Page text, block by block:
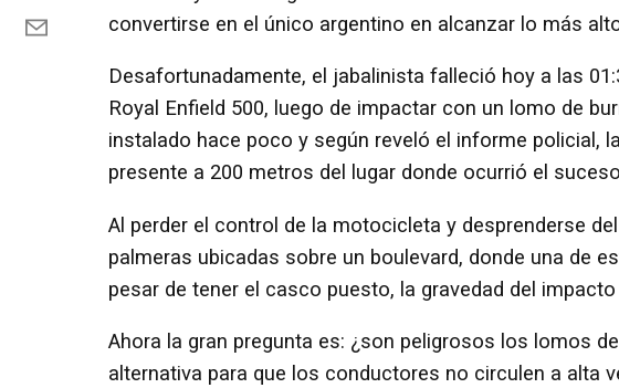
convertirse en el único argentino en alcanzar lo más
Desafortunadamente, el jabalinista falleció hoy a las
Royal Enfield 500, luego de impactar con un lomo de
instalado hace poco y según reveló el informe policial,
presente a 200 metros del lugar donde ocurrió el
Al perder el control de la motocicleta y desprenderse
palmeras ubicadas sobre un boulevard, donde una de
pesar de tener el casco puesto, la gravedad del
Ahora la gran pregunta es: ¿son peligrosos los lomos
alternativa para que los conductores no circulen a alta